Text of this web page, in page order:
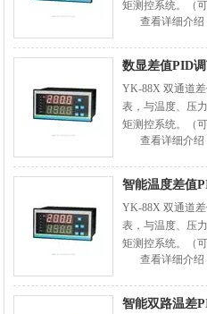
矩测控系统。（
值，谷值。订货
查看详细介绍
数显差值PID
YK-88X 双通道
表，与温度、压
矩测控系统。（
值，谷值。订货
查看详细介绍
智能温度差值
YK-88X 双通道
表，与温度、压
矩测控系统。（
值，谷值。订货
查看详细介绍
智能双路温差